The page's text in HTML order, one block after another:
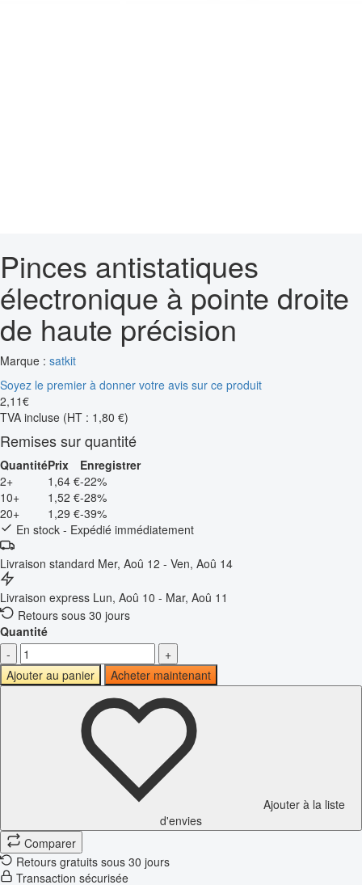
Pinces antistatiques
électronique à pointe droite
de haute précision
Marque : satkit
Soyez le premier à donner votre avis sur ce produit
2,11€
TVA incluse (HT : 1,80 €)
Remises sur quantité
QuantitéPrix
Enregistrer
2+
1,64 €-22%
10+
1,52 €-28%
20+
1,29 €-39%
En stock - Expédié immédiatement
Livraison standard Mer, Aoû 12 - Ven, Aoû 14
Livraison express Lun, Aoû 10 - Mar, Aoû 11
Retours sous 30 jours
Quantité
-
+
Ajouter au panier
Acheter maintenant
Ajouter à la liste
d'envies
Comparer
Retours gratuits sous 30 jours
Transaction sécurisée